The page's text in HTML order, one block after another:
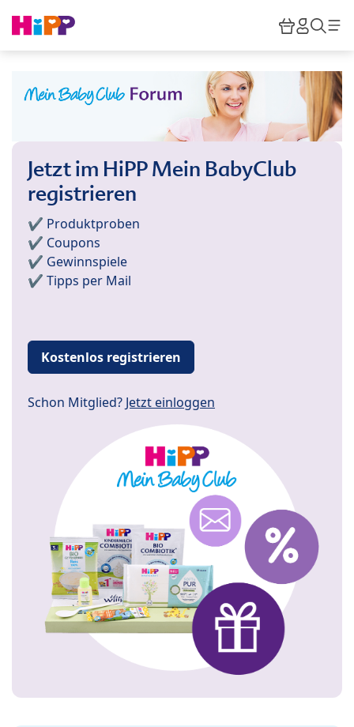
HiPP
Jetzt im HiPP Mein BabyClub
registrieren
✔️ Produktproben
✔️ Coupons
✔️ Gewinnspiele
✔️ Tipps per Mail
Kostenlos registrieren
Schon Mitglied? Jetzt einloggen